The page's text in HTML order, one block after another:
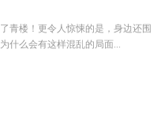
青楼！更令人惊悚的是，身边还围
什么会有这样混乱的局面...